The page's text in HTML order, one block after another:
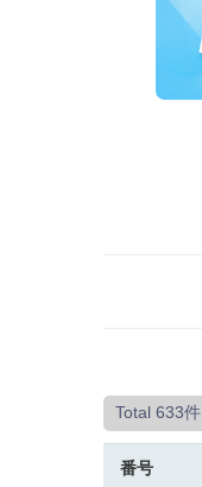
Total 633件
番号